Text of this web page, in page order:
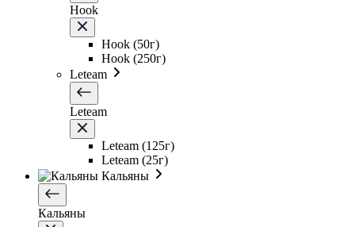
Hook
Hook (50г)
Hook (250г)
Leteam
Leteam
Leteam (125г)
Leteam (25г)
Кальяны
Кальяны